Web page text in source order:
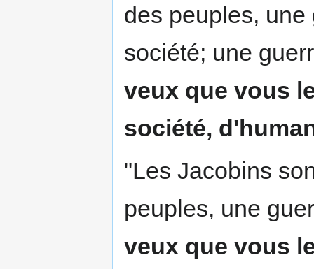
des peuples,
société; une
veux que vous
société,
"Les Jacobins
peuples, une
veux que vous